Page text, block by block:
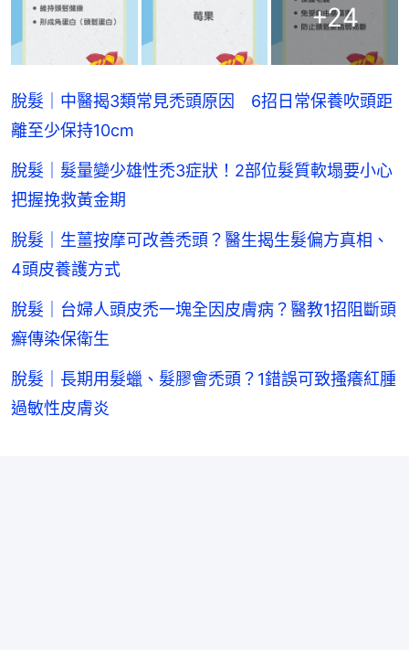
+24
脫髮｜中醫揭3類常見禿頭原因 6招日常保養吹頭距
離至少保持10cm
脫髮｜髮量變少雄性禿3症狀！2部位髮質軟塌要小心
把握挽救黃金期
脫髮｜生薑按摩可改善禿頭？醫生揭生髮偏方真相、
4頭皮養護方式
脫髮｜台婦人頭皮禿一塊全因皮膚病？醫教1招阻斷頭
癬傳染保衛生
脫髮｜長期用髮蠟、髮膠會禿頭？1錯誤可致搔癢紅腫
過敏性皮膚炎